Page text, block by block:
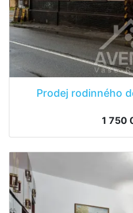
Prodej rodinného
1 750